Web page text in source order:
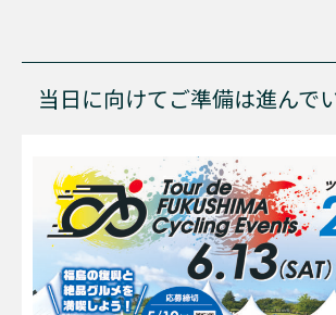
当日に向けてご準備は進んで